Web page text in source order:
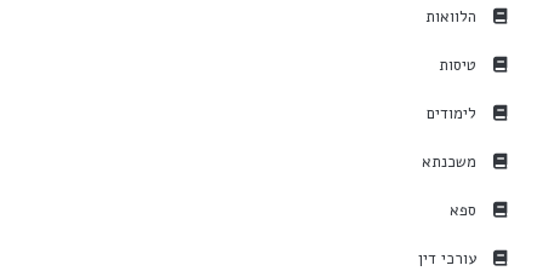
הלוואות
טיסות
לימודים
משכנתא
ספא
עורכי דין